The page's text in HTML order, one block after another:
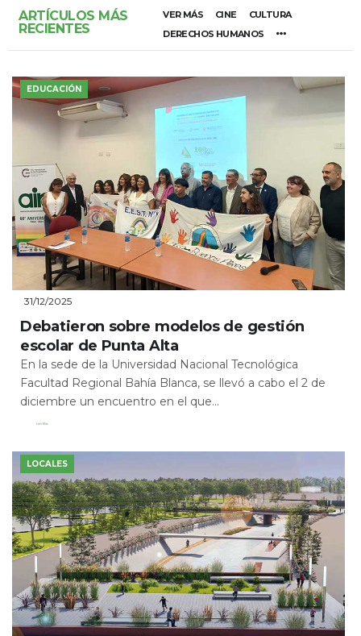
ARTÍCULOS MÁS
RECIENTES
VER MÁS CINE
CULTURA
DERECHOS HUMANOS
EDUCACIÓN
31/12/2025
Debatieron sobre modelos de gestión
escolar de Punta Alta
En la sede de la Universidad Nacional Tecnológica
Facultad Regional Bahía Blanca, se llevó a cabo el 2 de
diciembre un encuentro en el que...
Leer Más
LOCALES